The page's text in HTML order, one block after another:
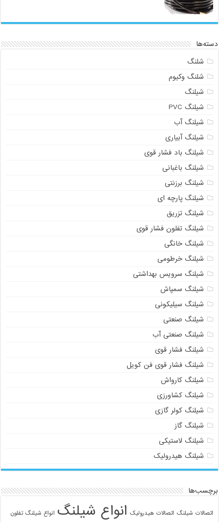
دسته‌ها
شلنگ
شلنگ وکیوم
شیلنگ
شیلنگ PVC
شیلنگ آب
شیلنگ آبیاری
شیلنگ باد فشار قوی
شیلنگ باغبانی
شیلنگ برزنتی
شیلنگ پارچه‌ ای
شیلنگ تزریق
شیلنگ تفلون فشار قوی
شیلنگ خانگی
شیلنگ خرطومی
شیلنگ سرویس بهداشتی
شیلنگ سمپاش
شیلنگ سیلیکونی
شیلنگ صنعتی
شیلنگ صنعتی آب
شیلنگ فشار قوی
شیلنگ فشار قوی فن کویل
شیلنگ کارواش
شیلنگ کشاورزی
شیلنگ کولر گازی
شیلنگ گاز
شیلنگ لاستیکی
شیلنگ هیدرولیک
برچسب‌ها
اتصالات شیلنگ اتصالات هیدرولیک انواع شیلنگ انواع شیلنگ تفلون